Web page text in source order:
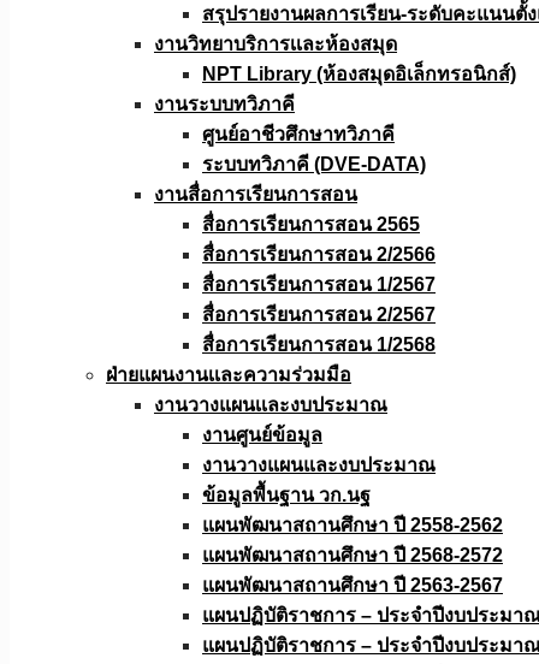
สรุปรายงานผลการเรียน-ระดับคะแนนตั้
งานวิทยาบริการเเละห้องสมุด
NPT Library (ห้องสมุดอิเล็กทรอนิกส์)
งานระบบทวิภาคี
ศูนย์อาชีวศึกษาทวิภาคี
ระบบทวิภาคี (DVE-DATA)
งานสื่อการเรียนการสอน
สื่อการเรียนการสอน 2565
สื่อการเรียนการสอน 2/2566
สื่อการเรียนการสอน 1/2567
สื่อการเรียนการสอน 2/2567
สื่อการเรียนการสอน 1/2568
ฝ่ายแผนงานเเละความร่วมมือ
งานวางแผนเเละงบประมาณ
งานศูนย์ข้อมูล
งานวางแผนและงบประมาณ
ข้อมูลพื้นฐาน วก.นฐ
แผนพัฒนาสถานศึกษา ปี 2558-2562
แผนพัฒนาสถานศึกษา ปี 2568-2572
แผนพัฒนาสถานศึกษา ปี 2563-2567
แผนปฏิบัติราชการ – ประจำปีงบประมา
แผนปฏิบัติราชการ – ประจำปีงบประมา